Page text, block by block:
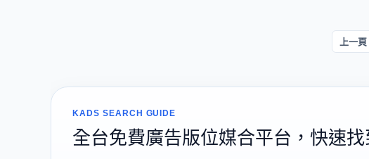
上一頁
KADS SEARCH GUIDE
全台免費廣告版位媒合平台，快速